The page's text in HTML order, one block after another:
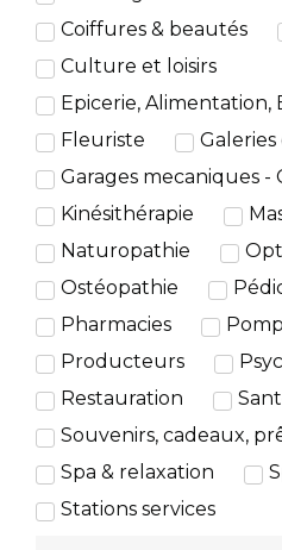
Coiffures & beautés
Culture et loisirs
Epicerie, Alimentation,
Fleuriste
Garages mecaniques -
Kinésithérapie
Naturopathie
Ostéopathie
Pharmacies
Producteurs
Restauration
Souvenirs, cadeaux,
Spa & relaxation
Stations services